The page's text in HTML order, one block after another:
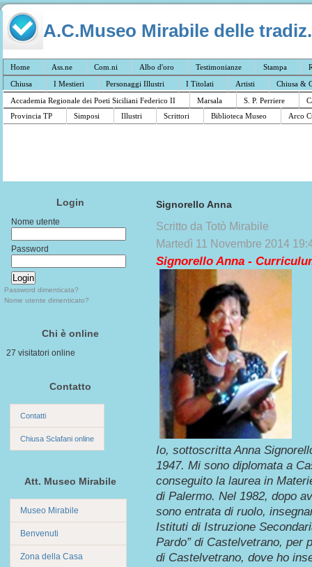
A.C.Museo Mirabile delle
Home Ass.ne Com.ni Albo d'oro Testimonianze Stampa
Chiusa
I Mestieri Personaggi Illustri I Titolati Artisti
Chiusa &
Accademia Regionale dei Poeti Siciliani Federico II
Marsala S. P. Perriere
Provincia TP
Simposi Illustri Scrittori Biblioteca Museo Arco
Login
Nome utente
Password
Password dimenticata?
Nome utente dimenticato?
Chi è online
27 visitatori online
Contatto
Contatti
Chiusa Sclafani online
Att. Museo Mirabile
Museo Mirabile
Benvenuti
Zona della Casa
Signorello Anna
Scritto da Totò Mirabile
Martedì 11 Novembre 2014
Signorello Anna -
Io, sottoscritta Anna
1947. Mi sono diplomata a
conseguito la laurea in
di Palermo. Nel 1982, dopo
sono entrata di ruolo,
Istituti di Istruzione
Pardo” di Castelvetrano, per
di Castelvetrano, dove ho